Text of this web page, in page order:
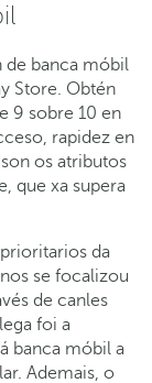
de banca móbil
Store. Obtén
9 sobre 10 en
rapidez en
os atributos
que xa supera
da
se focalizou
de canles
foi a
banca móbil a
Ademais, o